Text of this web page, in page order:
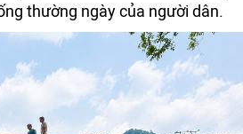
thường ngày của người dân.